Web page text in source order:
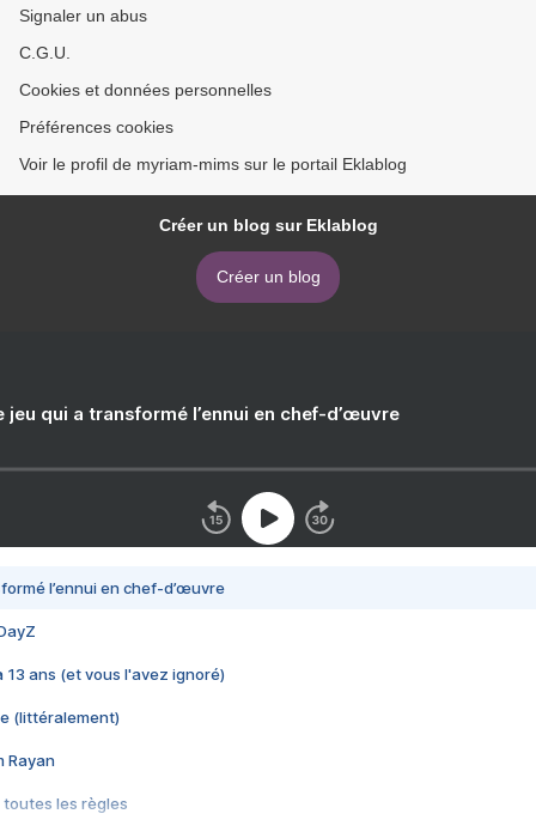
Signaler un abus
C.G.U.
Cookies et données personnelles
Préférences cookies
Voir le profil de myriam-mims sur le portail Eklablog
Créer un blog sur Eklablog
Créer un blog
jeu qui a transformé l’ennui en chef-d’œuvre
l’ennui en chef-d’œuvre
13 ans (et vous l'avez ignoré)
(littéralement)
Rayan
toutes les règles